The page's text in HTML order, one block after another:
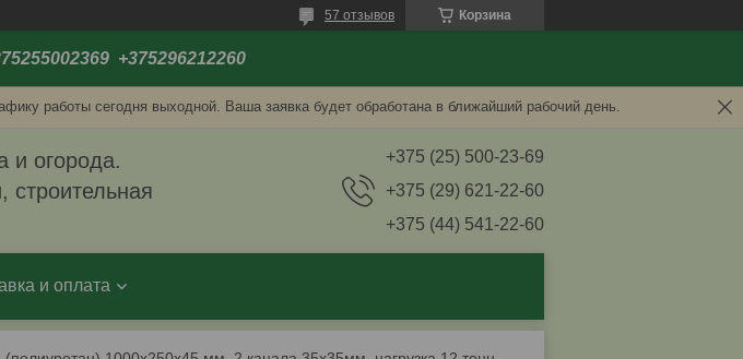
Корзина
57 отзывов
+375296212260
работы сегодня выходной. Ваша заявка будет обработана в ближайший рабочий день.
и огорода.
строительная
+375 (25) 500-23-69
+375 (29) 621-22-60
+375 (44) 541-22-60
и оплата